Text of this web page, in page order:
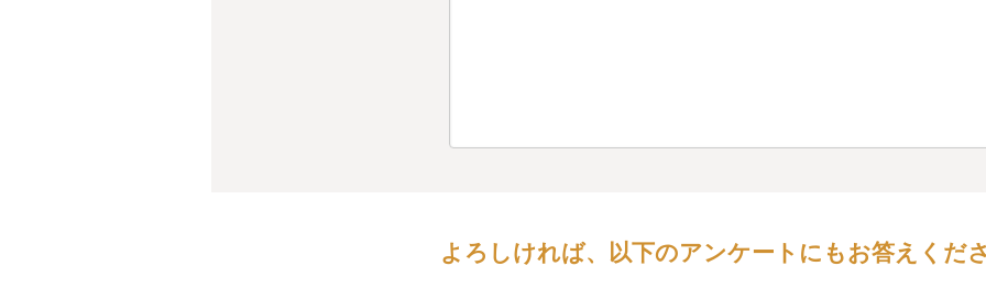
よろしければ、以下のアンケートにもお答えくだ